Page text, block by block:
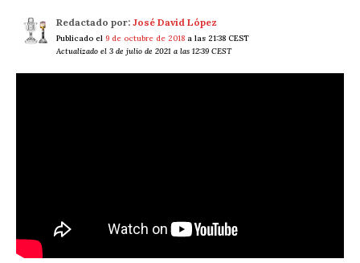
Redactado por: José David López
Publicado el 9 de octubre de 2018 a las 21:38 CEST
Actualizado el 3 de julio de 2021 a las 12:39 CEST